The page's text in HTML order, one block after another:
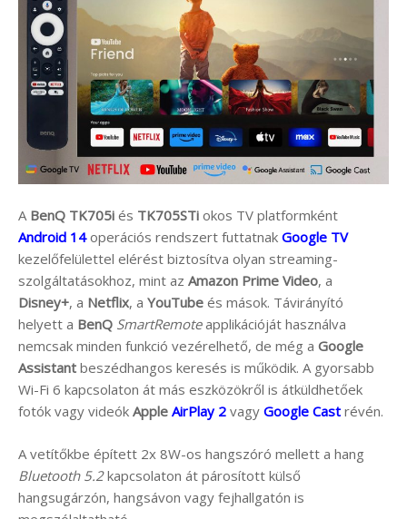
A BenQ TK705i és TK705STi okos TV platformként
Android 14operációs rendszert futtatnak Google TV
kezelőfelülettel elérést biztosítva olyan streaming-
szolgáltatásokhoz, mint az Amazon Prime Video, a
Disney+, a Netflix, a YouTube és mások. Távirányító
helyett a BenQ SmartRemoteapplikációját használva
nemcsak minden funkció vezérelhető, de még a Google
Assistant beszédhangos keresés is működik. A gyorsabb
Wi-Fi 6 kapcsolaton át más eszközökről is átküldhetőek
fotók vagy videók Apple AirPlay 2 vagy Google Cast révén.
A vetítőkbe épített 2x 8W-os hangszóró mellett a hang
Bluetooth 5.2kapcsolaton át párosított külső
hangsugárzón, hangsávon vagy fejhallgatón is